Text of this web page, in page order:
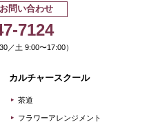
問い合わせ
7124
／土 9:00〜17:00）
カルチャースクール
茶道
フラワーアレンジメント